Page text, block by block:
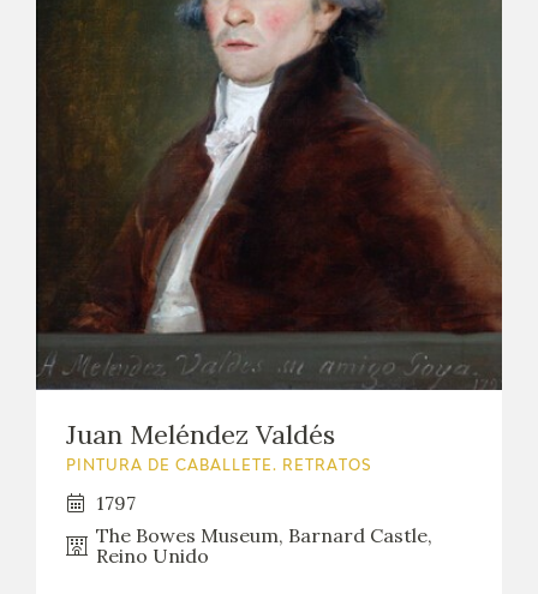
Juan Meléndez Valdés
PINTURA DE CABALLETE. RETRATOS
1797
The Bowes Museum, Barnard Castle,
Reino Unido